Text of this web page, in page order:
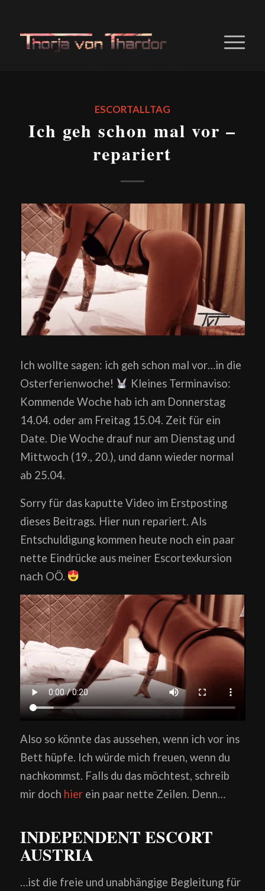
ESCORTALLTAG
Ich geh schon mal vor –
repariert
Ich wollte sagen: ich geh schon mal vor…in die
Osterferienwoche!
Kleines Terminaviso:
Kommende Woche hab ich am Donnerstag
14.04. oder am Freitag 15.04. Zeit für ein
Date. Die Woche drauf nur am Dienstag und
Mittwoch (19., 20.), und dann wieder normal
ab 25.04.
Sorry für das kaputte Video im Erstposting
dieses Beitrags. Hier nun repariert. Als
Entschuldigung kommen heute noch ein paar
nette Eindrücke aus meiner Escortexkursion
nach OÖ.
Also so könnte das aussehen, wenn ich vor ins
Bett hüpfe. Ich würde mich freuen, wenn du
nachkommst. Falls du das möchtest, schreib
mir doch hierein paar nette Zeilen. Denn…
INDEPENDENT ESCORT
AUSTRIA
…ist die freie und unabhängige Begleitung für